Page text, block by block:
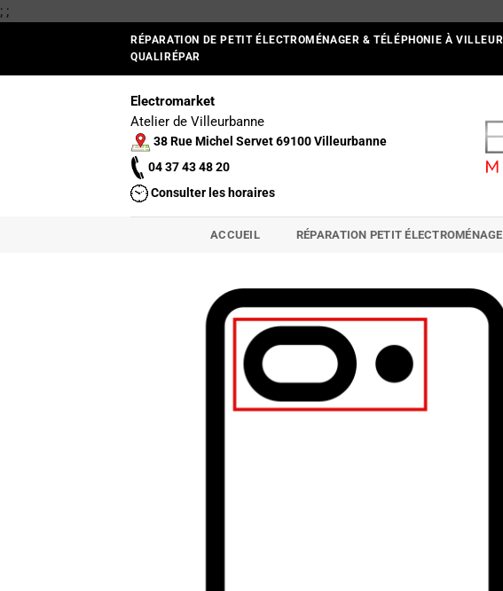
; ;Passer
RÉPARATION DE PETIT ÉLECTROMÉNAGER & TÉLÉPHONIE À
QUALIRÉPAR
Electromarket
Atelier de Villeurbanne
38 Rue Michel Servet 69100 Villeurbanne
04 37 43 48 20
Consulter les horaires
ACCUEIL RÉPARATION PETIT